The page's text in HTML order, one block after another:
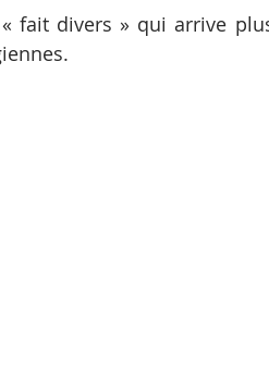
fait divers » qui arrive